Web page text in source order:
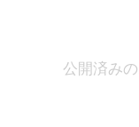
公開済み